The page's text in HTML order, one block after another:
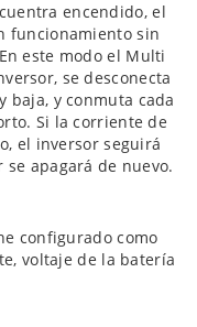
encendido, el
funcionamiento sin
este modo el Multi
se desconecta
baja, y conmuta cada
Si la corriente de
el inversor seguirá
apagará de nuevo.
configurado como
voltaje de la batería